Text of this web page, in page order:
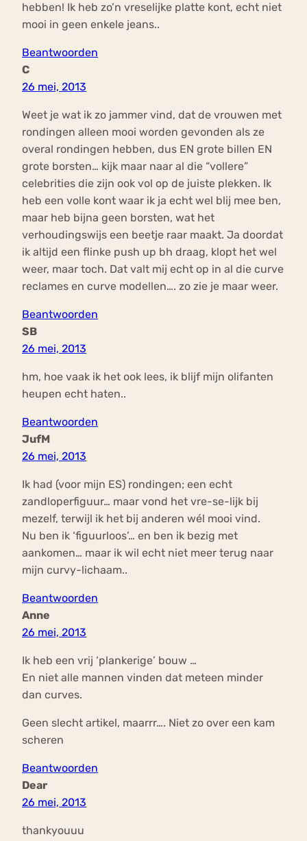
hebben! Ik heb zo’n vreselijke platte kont, echt niet
mooi in geen enkele jeans..
Beantwoorden
C
26 mei, 2013
Weet je wat ik zo jammer vind, dat de vrouwen met
rondingen alleen mooi worden gevonden als ze
overal rondingen hebben, dus EN grote billen EN
grote borsten… kijk maar naar al die “vollere”
celebrities die zijn ook vol op de juiste plekken. Ik
heb een volle kont waar ik ja echt wel blij mee ben,
maar heb bijna geen borsten, wat het
verhoudingswijs een beetje raar maakt. Ja doordat
ik altijd een flinke push up bh draag, klopt het wel
weer, maar toch. Dat valt mij echt op in al die curve
reclames en curve modellen…. zo zie je maar weer.
Beantwoorden
SB
26 mei, 2013
hm, hoe vaak ik het ook lees, ik blijf mijn olifanten
heupen echt haten..
Beantwoorden
JufM
26 mei, 2013
Ik had (voor mijn ES) rondingen; een echt
zandloperfiguur… maar vond het vre-se-lijk bij
mezelf, terwijl ik het bij anderen wél mooi vind.
Nu ben ik ‘figuurloos’… en ben ik bezig met
aankomen… maar ik wil echt niet meer terug naar
mijn curvy-lichaam..
Beantwoorden
Anne
26 mei, 2013
Ik heb een vrij ‘plankerige’ bouw …
En niet alle mannen vinden dat meteen minder
dan curves.
Geen slecht artikel, maarrr…. Niet zo over een kam
scheren
Beantwoorden
Dear
26 mei, 2013
thankyouuu